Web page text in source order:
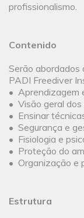
profissionalismo.
Contenido
Serão abordados
PADI Freediver
• Aprendizagem
• Visão geral dos
• Ensinar
• Segurança e
• Fisiologia e
• Proteção do
• Organização e
Estrutura